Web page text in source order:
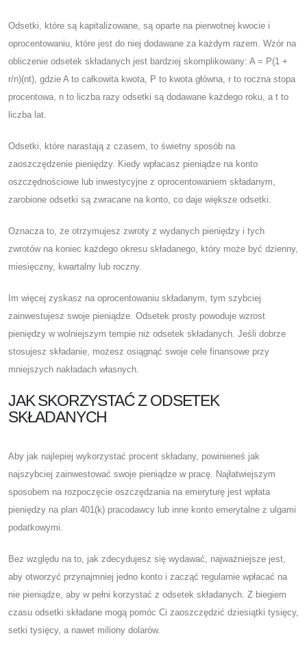
Odsetki, które są kapitalizowane, są oparte na pierwotnej kwocie i
oprocentowaniu, które jest do niej dodawane za każdym razem. Wzór na
obliczenie odsetek składanych jest bardziej skomplikowany: A = P(1 +
r/n)(nt), gdzie A to całkowita kwota, P to kwota główna, r to roczna stopa
procentowa, n to liczba razy odsetki są dodawane każdego roku, a t to
liczba lat.
Odsetki, które narastają z czasem, to świetny sposób na
zaoszczędzenie pieniędzy. Kiedy wpłacasz pieniądze na konto
oszczędnościowe lub inwestycyjne z oprocentowaniem składanym,
zarobione odsetki są zwracane na konto, co daje większe odsetki.
Oznacza to, że otrzymujesz zwroty z wydanych pieniędzy i tych
zwrotów na koniec każdego okresu składanego, który może być dzienny,
miesięczny, kwartalny lub roczny.
Im więcej zyskasz na oprocentowaniu składanym, tym szybciej
zainwestujesz swoje pieniądze. Odsetek prosty powoduje wzrost
pieniędzy w wolniejszym tempie niż odsetek składanych. Jeśli dobrze
stosujesz składanie, możesz osiągnąć swoje cele finansowe przy
mniejszych nakładach własnych.
JAK SKORZYSTAĆ Z ODSETEK
SKŁADANYCH
Aby jak najlepiej wykorzystać procent składany, powinieneś jak
najszybciej zainwestować swoje pieniądze w pracę. Najłatwiejszym
sposobem na rozpoczęcie oszczędzania na emeryturę jest wpłata
pieniędzy na plan 401(k) pracodawcy lub inne konto emerytalne z ulgami
podatkowymi.
Bez względu na to, jak zdecydujesz się wydawać, najważniejsze jest,
aby otworzyć przynajmniej jedno konto i zacząć regularnie wpłacać na
nie pieniądze, aby w pełni korzystać z odsetek składanych. Z biegiem
czasu odsetki składane mogą pomóc Ci zaoszczędzić dziesiątki tysięcy,
setki tysięcy, a nawet miliony dolarów.